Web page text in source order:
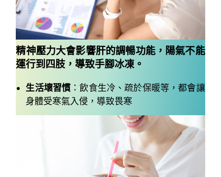
精神壓力大會影響肝的調暢功能，陽氣不能
運行到四肢，導致手腳冰凍。
生活壞習慣 ：飲食生冷、疏於保暖等，都會讓
身體受寒氣入侵，導致畏寒